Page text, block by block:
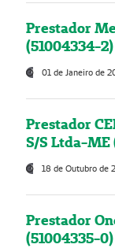
Prestador
(51004334-2)
01 de Janeiro de
Prestador
S/S Ltda-ME
18 de Outubro de
Prestador
(51004335-0)